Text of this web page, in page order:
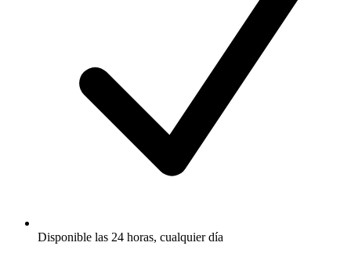
Disponible las 24 horas, cualquier día